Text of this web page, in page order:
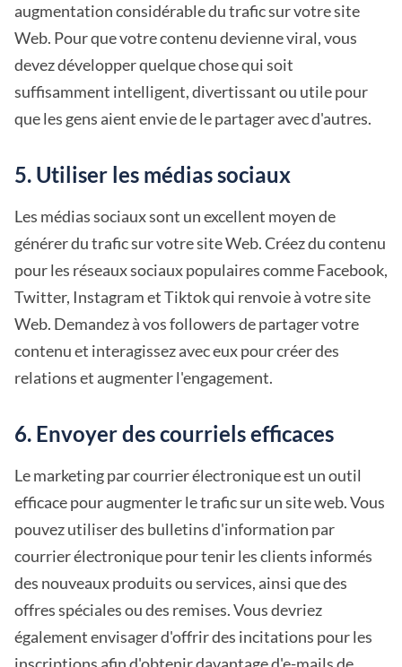
augmentation considérable du trafic sur votre site
Web. Pour que votre contenu devienne viral, vous
devez développer quelque chose qui soit
suffisamment intelligent, divertissant ou utile pour
que les gens aient envie de le partager avec d'autres.
5. Utiliser les médias sociaux
Les médias sociaux sont un excellent moyen de
générer du trafic sur votre site Web. Créez du contenu
pour les réseaux sociaux populaires comme Facebook,
Twitter, Instagram et Tiktok qui renvoie à votre site
Web. Demandez à vos followers de partager votre
contenu et interagissez avec eux pour créer des
relations et augmenter l'engagement.
6. Envoyer des courriels efficaces
Le marketing par courrier électronique est un outil
efficace pour augmenter le trafic sur un site web. Vous
pouvez utiliser des bulletins d'information par
courrier électronique pour tenir les clients informés
des nouveaux produits ou services, ainsi que des
offres spéciales ou des remises. Vous devriez
également envisager d'offrir des incitations pour les